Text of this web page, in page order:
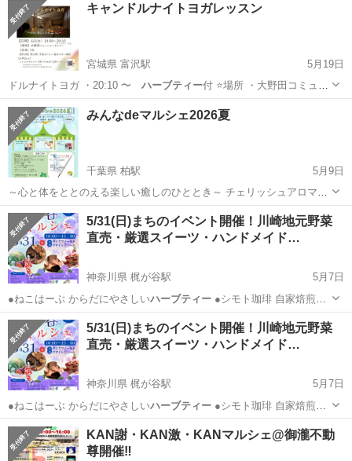
キャンドルナイトヨガレッスン
宮城県 富沢駅
5月19日
ドルナイトヨガ ・20:10 〜 ハーブティー付 ⭐️場所 ・大野田コミュニ
テ…
宮城 仙台市 富沢駅 キャンドルナイト
みんなdeマルシェ2026夏
千葉県 柏駅
5月9日
～心と体をととのえる楽しい癒しのひととき～ チェリッシュアロマの
会はボランティアとコミュニティーの会です。 6月にコミュニティイ
ベントのマルシェを開催します。 アロマハンドトリートメント（マッ
サージ）、アロマ製品...
千葉 柏市 柏駅 フリーマーケット マルシェ
5/31(日)まちのイベント開催！川崎地元野菜
直売・厳選スイーツ・ハンドメイド…
神奈川県 梶が谷駅
5月7日
●ねこはーぶ からだにやさしいハーブティー●シモト珈琲 自家焙煎珈
琲とス…
神奈川 川崎市 梶が谷駅 地域/お祭り マルシェ
5/31(日)まちのイベント開催！川崎地元野菜
直売・厳選スイーツ・ハンドメイド…
神奈川県 梶が谷駅
5月7日
●ねこはーぶ からだにやさしいハーブティー●シモト珈琲 自家焙煎珈
琲とス…
神奈川 川崎市 梶が谷駅 地域/お祭り
KAN謝・KAN激・KANマルシェ@御瀧不動
尊開催‼︎